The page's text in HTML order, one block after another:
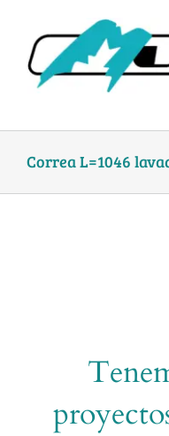
content
Correa L=1046